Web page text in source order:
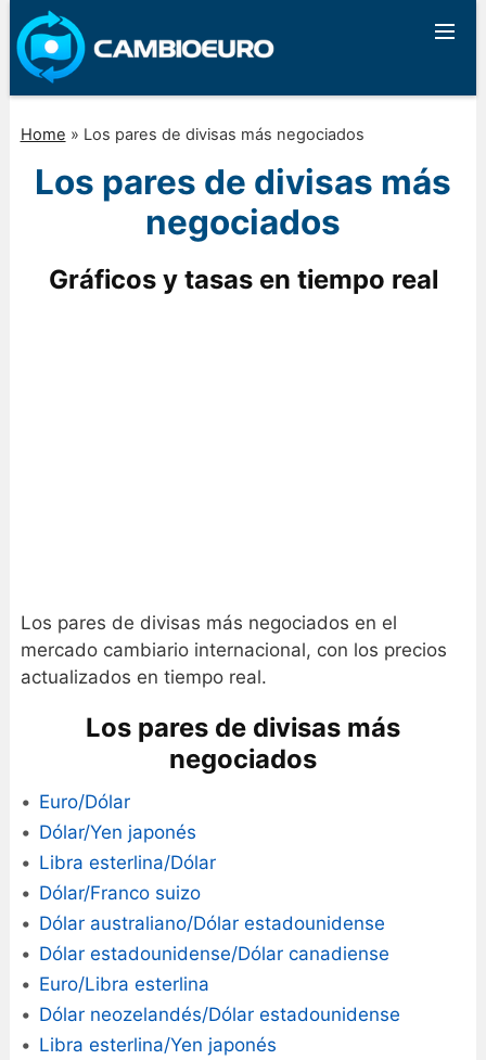
Home » Los pares de divisas más negociados
Los pares de divisas más
negociados
Gráficos y tasas en tiempo real
Los pares de divisas más negociados en el
mercado cambiario internacional, con los precios
actualizados en tiempo real.
Los pares de divisas más
negociados
Euro/Dólar
Dólar/Yen japonés
Libra esterlina/Dólar
Dólar/Franco suizo
Dólar australiano/Dólar estadounidense
Dólar estadounidense/Dólar canadiense
Euro/Libra esterlina
Dólar neozelandés/Dólar estadounidense
Libra esterlina/Yen japonés